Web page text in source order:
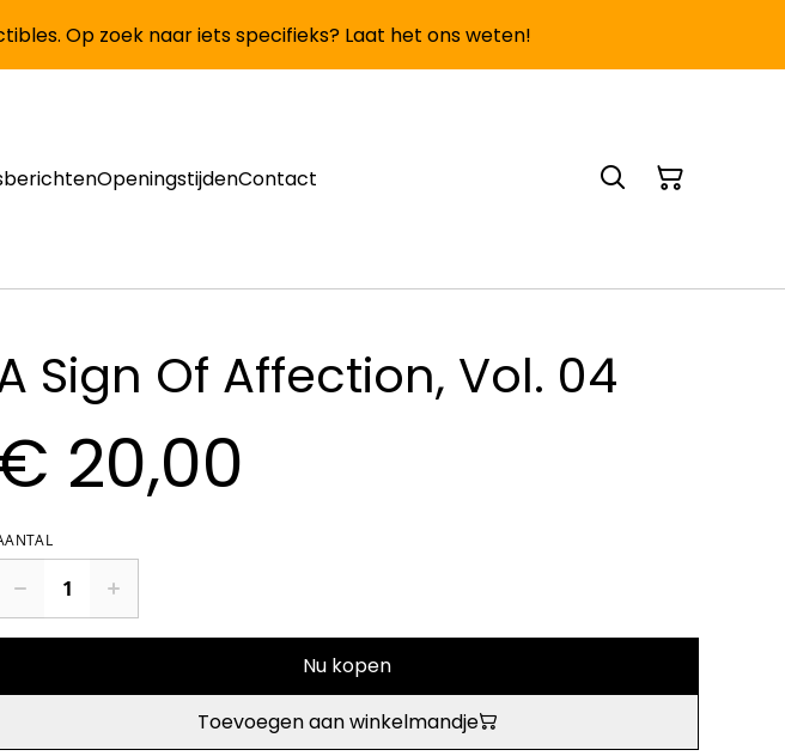
Op zoek naar iets specifieks? Laat het ons weten!
OpeningstijdenContact
Sign Of Affection, Vol. 04
20,00
Nu kopen
Toevoegen aan winkelmandje